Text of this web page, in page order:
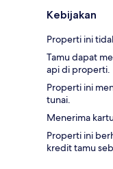
Kebijakan
Properti ini
Tamu dapat
api di properti.
Properti ini
tunai.
Menerima
Properti ini
kredit tamu